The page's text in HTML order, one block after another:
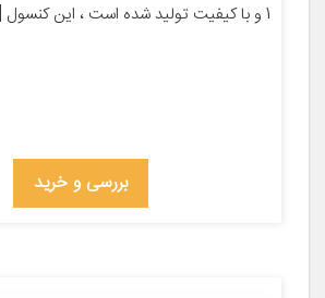
1 و با کیفیت تولید شده است ، این کنسول […]
بررسی و خرید